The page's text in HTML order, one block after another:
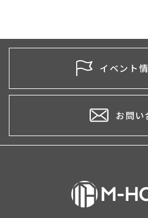
イベント
お問い